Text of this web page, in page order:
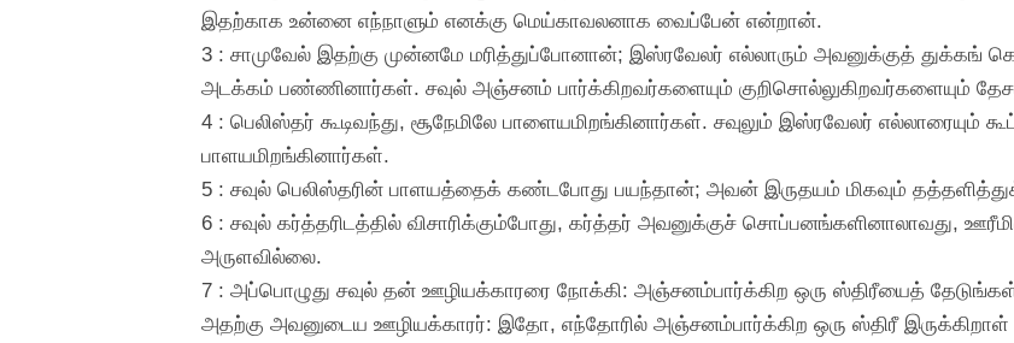
இதற்காக உன்னை எந்நாளும் எனக்கு மெய்காவலனாக வைப்பேன் என்றான்.
3 : சாமுவேல் இதற்கு முன்னமே மரித்துப்போனான்; இஸ்ரவேலர் எல்லாரும் அவனுக்குத்
அடக்கம் பண்ணினார்கள். சவுல் அஞ்சனம் பார்க்கிறவர்களையும் குறிசொல்லுகிறவர்களையும்
4 : பெலிஸ்தர் கூடிவந்து, சூநேமிலே பாளையமிறங்கினார்கள். சவுலும் இஸ்ரவேலர் எல்லாரையும்
பாளயமிறங்கினார்கள்.
5 : சவுல் பெலிஸ்தரின் பாளயத்தைக் கண்டபோது பயந்தான்; அவன் இருதயம் மிகவும்
6 : சவுல் கர்த்தரிடத்தில் விசாரிக்கும்போது, கர்த்தர் அவனுக்குச் சொப்பனங்களினாலாவது,
அருளவில்லை.
7 : அப்பொழுது சவுல் தன் ஊழியக்காரரை நோக்கி: அஞ்சனம்பார்க்கிற ஒரு ஸ்திரீயைத்
அதற்கு அவனுடைய ஊழியக்காரர்: இதோ, எந்தோரில் அஞ்சனம்பார்க்கிற ஒரு ஸ்திரீ